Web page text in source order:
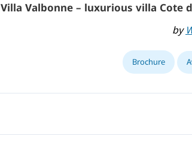
Villa Valbonne – luxurious villa Cote
by
Brochure